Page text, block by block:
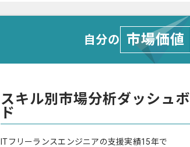
自分の 市場価値
スキル別市場分析ダッシュ
ド
ITフリーランスエンジニアの支援実績15年で